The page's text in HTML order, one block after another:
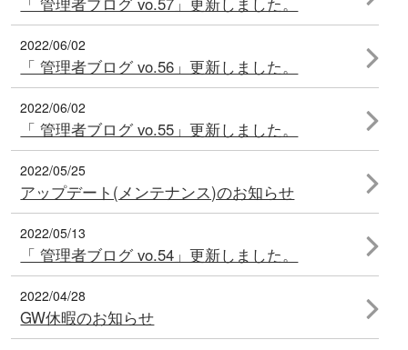
2022/06/02
「 管理者ブログ vo.56」更新しました。
2022/06/02
「 管理者ブログ vo.55」更新しました。
2022/05/25
アップデート(メンテナンス)のお知らせ
2022/05/13
「 管理者ブログ vo.54」更新しました。
2022/04/28
GW休暇のお知らせ